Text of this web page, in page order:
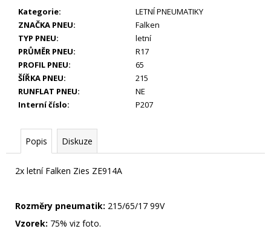
Kategorie:
LETNÍ PNEUMATIKY
ZNAČKA PNEU:
Falken
TYP PNEU:
letní
PRŮMĚR PNEU:
R17
PROFIL PNEU:
65
ŠÍŘKA PNEU:
215
RUNFLAT PNEU:
NE
Interní číslo: P207
Popis Diskuze
2x letní Falken Zies ZE914A
Rozměry pneumatik: 215/65/17 99V
Vzorek: 75% viz foto.
85
Kč